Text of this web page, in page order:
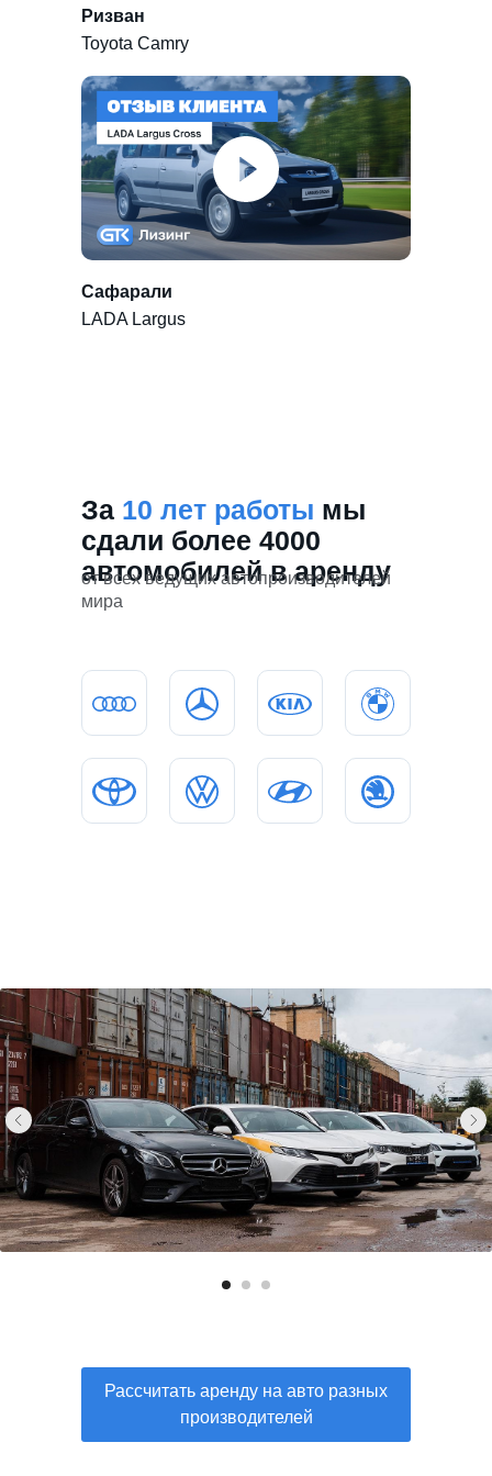
Ризван
Toyota Camry
Сафарали
LADA Largus
За 10 лет работы мы
сдали более 4000
автомобилей в аренду
от всех ведущих автопроизводителей
мира
Рассчитать аренду на авто разных
производителей